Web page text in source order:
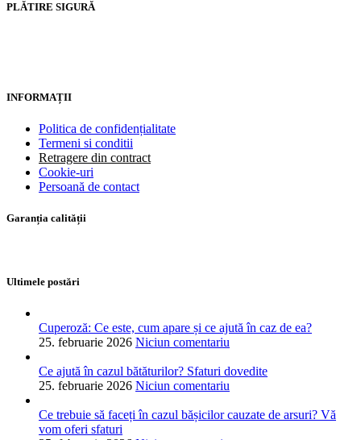
PLĂTIRE SIGURĂ
INFORMAȚII
Politica de confidențialitate
Termeni si conditii
Retragere din contract
Cookie-uri
Persoană de contact
Garanția calității
Ultimele postări
Cuperoză: Ce este, cum apare și ce ajută în caz de ea?
25. februarie 2026 Niciun comentariu
Ce ajută în cazul bătăturilor? Sfaturi dovedite
25. februarie 2026 Niciun comentariu
Ce trebuie să faceți în cazul bășicilor cauzate de arsuri? Vă
vom oferi sfaturi